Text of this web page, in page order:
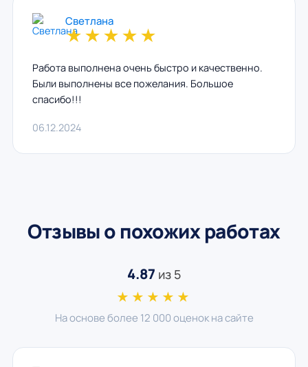
Светлана
★★★★★
Работа выполнена очень быстро и качественно.
Были выполнены все пожелания. Большое
спасибо!!!
06.12.2024
Отзывы о похожих работах
4.87 из 5
★★★★★
На основе более 12 000 оценок на сайте